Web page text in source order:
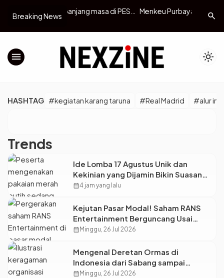
Breaking News
Pemain
Menkeu Purbaya Ungkap Dana
Bank, Ada Dugaan Main Bunga
Triliun
search
menu light_mode
HASHTAG #kegiatan karang taruna #Real Madrid #alur
Trends
Ide Lomba 17 Agustus Unik dan
Kekinian yang Dijamin Bikin Suasana
Makin Pecah
calendar_month4 jam yang lalu
Kejutan Pasar Modal! Saham RANS
Entertainment Berguncang Usai
Petinggi Mengundurkan Diri
calendar_month Minggu, 26 Jul 2026
Mengenal Deretan Ormas di
Indonesia dari Sabang sampai
Merauke
calendar_month Minggu, 26 Jul 2026